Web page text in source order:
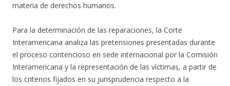
materia de derechos humanos.
Para la determinación de las reparaciones, la Corte
Interamericana analiza las pretensiones presentadas durante
el proceso contencioso en sede internacional por la Comisión
Interamericana y la representación de las víctimas, a partir de
los criterios fijados en su jurisprudencia respecto a la